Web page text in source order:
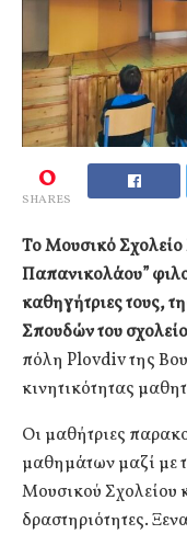
0
SHARES
Το Μουσικό Σχολείο
Παπανικολάου”
καθηγήτριες τους,
Σπουδών του
πόλη Plovdiv της
κινητικότητας
Οι μαθήτριες
μαθημάτων μαζί με
Μουσικού Σχολείου
δραστηριότητες.